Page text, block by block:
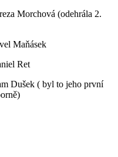
(odehrála 2.
byl to jeho první